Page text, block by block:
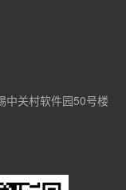
中关村软件园50号楼